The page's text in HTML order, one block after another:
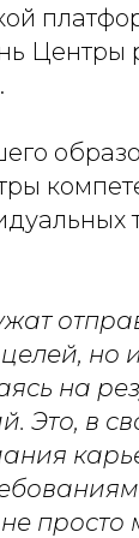
Центры
но
на
Это, в